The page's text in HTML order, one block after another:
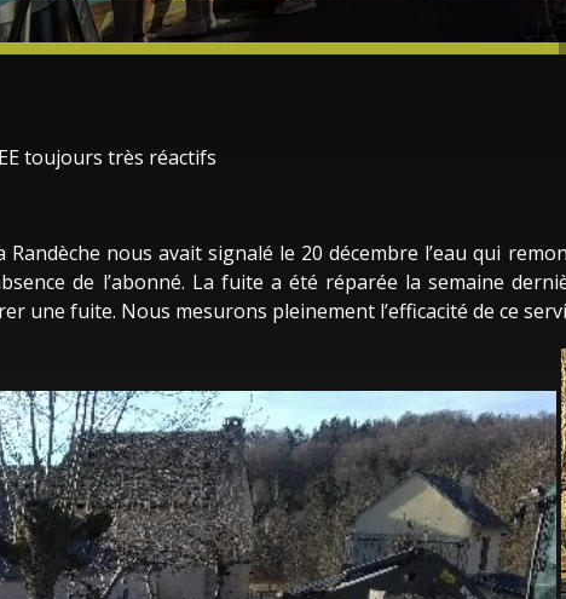
toujours très réactifs
Randèche nous avait signalé le 20 décembre l’eau qui
de l’abonné. La fuite a été réparée la semaine
une fuite. Nous mesurons pleinement l’efficacité de ce